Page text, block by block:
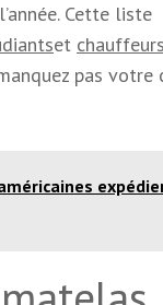
Cette liste
et
pas votre